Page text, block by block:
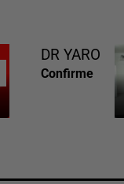
DR YARO
Confirme